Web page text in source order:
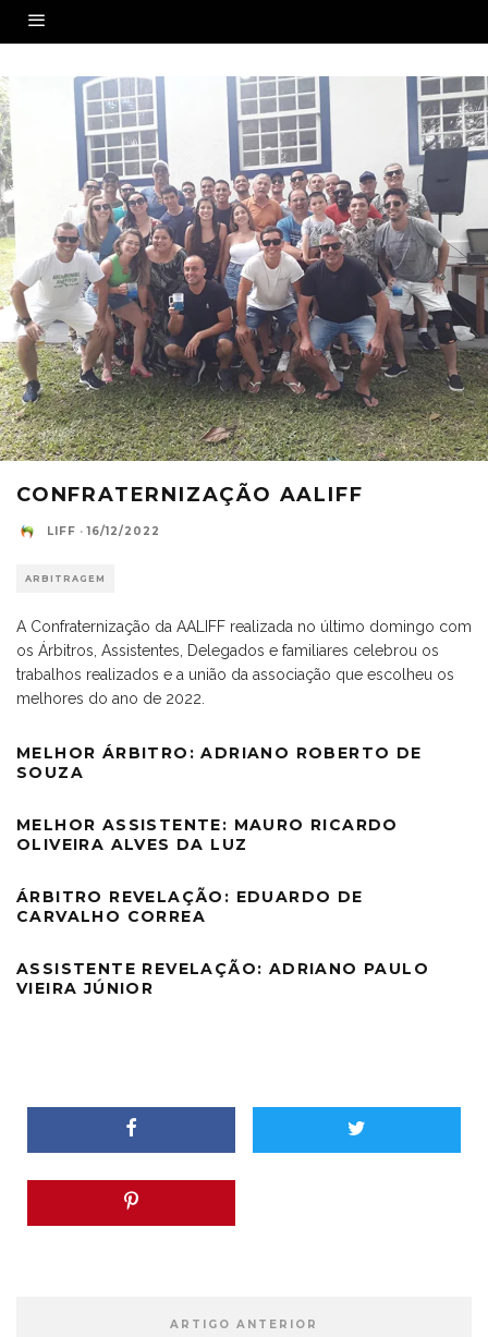
CONFRATERNIZAÇÃO AALIFF
LIFF · 16/12/2022
ARBITRAGEM
A Confraternização da AALIFF realizada no último domingo com
os Árbitros, Assistentes, Delegados e familiares celebrou os
trabalhos realizados e a união da associação que escolheu os
melhores do ano de 2022.
MELHOR ÁRBITRO: ADRIANO ROBERTO DE
SOUZA
MELHOR ASSISTENTE: MAURO RICARDO
OLIVEIRA ALVES DA LUZ
ÁRBITRO REVELAÇÃO: EDUARDO DE
CARVALHO CORREA
ASSISTENTE REVELAÇÃO: ADRIANO PAULO
VIEIRA JÚNIOR
ARTIGO ANTERIOR